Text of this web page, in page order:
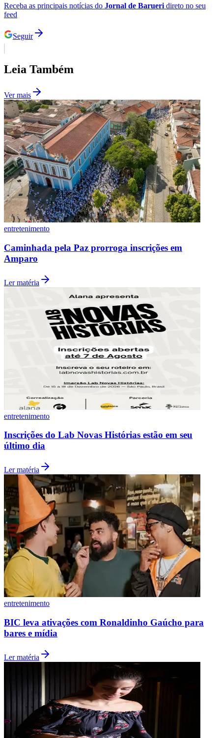
Vasco
Receba as principais notícias do Jornal de Barueri direto no seu
feed
Seguir
Leia Também
Ver mais
entretenimento
Caminhada pela Paz prorroga inscrições em
Amparo
Ler matéria
entretenimento
Inscrições do Lab Novas Histórias estão em seu
último dia
Ler matéria
entretenimento
BIC leva ativações com Ronaldinho Gaúcho para
bares e mídia
Ler matéria